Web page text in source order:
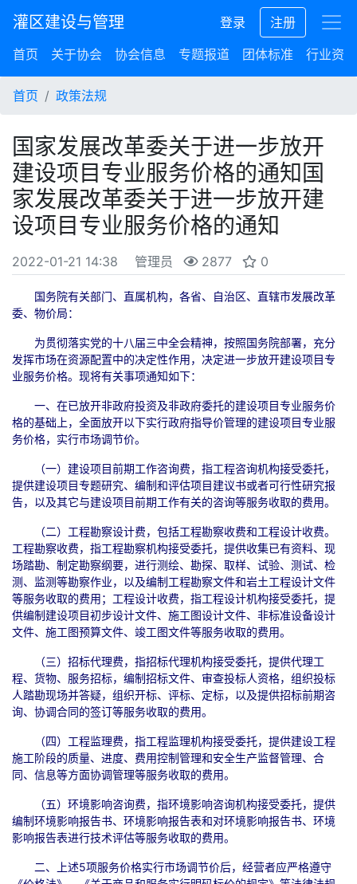
灌区建设与管理 登录
注册
首页
关于协会 协会信息 专题报道 团体标准 行业资讯
首页 政策法规
国家发展改革委关于进一步放开
建设项目专业服务价格的通知国
家发展改革委关于进一步放开建
设项目专业服务价格的通知
2022-01-21 14:38 管理员 2877 0
国务院有关部门、直属机构，各省、自治区、直辖市发展改革
委、物价局：
为贯彻落实党的十八届三中全会精神，按照国务院部署，充分
发挥市场在资源配置中的决定性作用，决定进一步放开建设项目专
业服务价格。现将有关事项通知如下：
一、在已放开非政府投资及非政府委托的建设项目专业服务价
格的基础上，全面放开以下实行政府指导价管理的建设项目专业服
务价格，实行市场调节价。
（一）建设项目前期工作咨询费，指工程咨询机构接受委托，
提供建设项目专题研究、编制和评估项目建议书或者可行性研究报
告，以及其它与建设项目前期工作有关的咨询等服务收取的费用。
（二）工程勘察设计费，包括工程勘察收费和工程设计收费。
工程勘察收费，指工程勘察机构接受委托，提供收集已有资料、现
场踏勘、制定勘察纲要，进行测绘、勘探、取样、试验、测试、检
测、监测等勘察作业，以及编制工程勘察文件和岩土工程设计文件
等服务收取的费用；工程设计收费，指工程设计机构接受委托，提
供编制建设项目初步设计文件、施工图设计文件、非标准设备设计
文件、施工图预算文件、竣工图文件等服务收取的费用。
（三）招标代理费，指招标代理机构接受委托，提供代理工
程、货物、服务招标，编制招标文件、审查投标人资格，组织投标
人踏勘现场并答疑，组织开标、评标、定标，以及提供招标前期咨
询、协调合同的签订等服务收取的费用。
（四）工程监理费，指工程监理机构接受委托，提供建设工程
施工阶段的质量、进度、费用控制管理和安全生产监督管理、合
同、信息等方面协调管理等服务收取的费用。
（五）环境影响咨询费，指环境影响咨询机构接受委托，提供
编制环境影响报告书、环境影响报告表和对环境影响报告书、环境
影响报告表进行技术评估等服务收取的费用。
二、上述5项服务价格实行市场调节价后，经营者应严格遵守